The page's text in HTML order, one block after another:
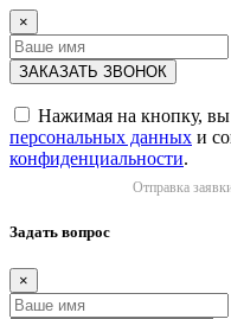
×
Нажимая на кнопку, вы
персональных данных и
конфиденциальности.
Отправка
Задать вопрос
×